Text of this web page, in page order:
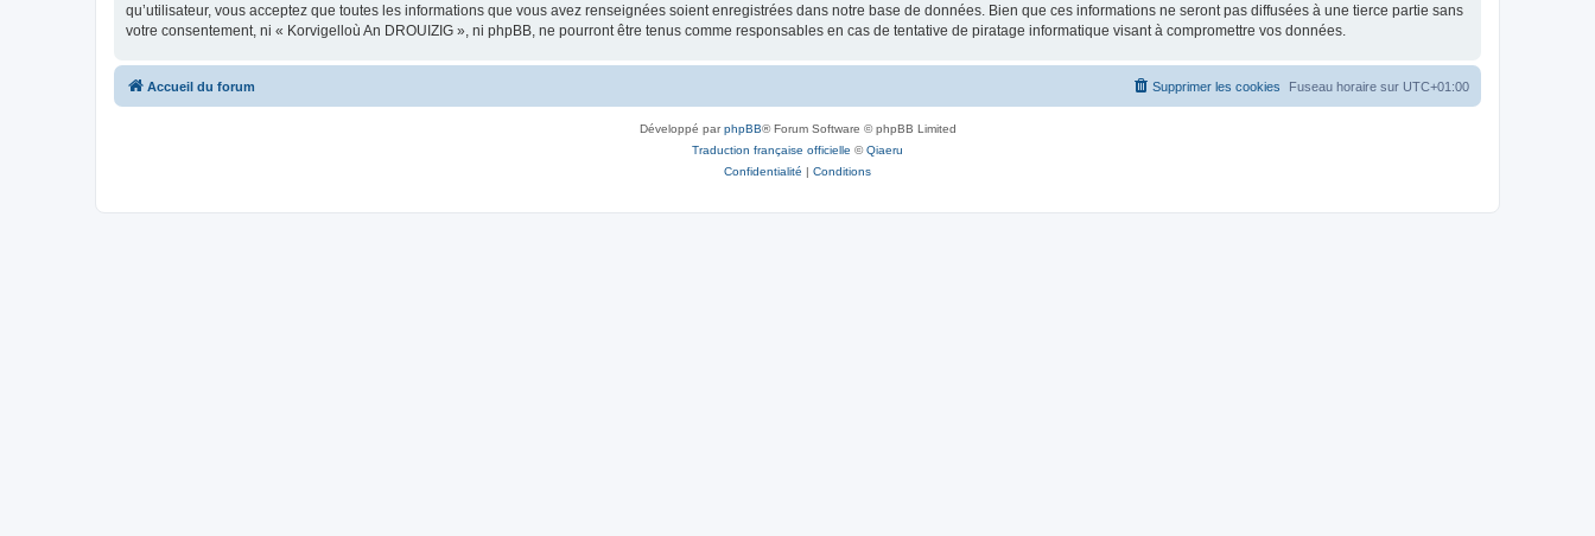
qu’utilisateur, vous acceptez que toutes les informations que vous avez renseignées soient enregistrées dans notre base de données. Bien que ces informations ne seront pas diffusées à une tierce partie sans
votre consentement, ni « Korvigelloù An DROUIZIG », ni phpBB, ne pourront être tenus comme responsables en cas de tentative de piratage informatique visant à compromettre vos données.
Accueil du forum Fuseau horaire sur UTC+01:00
Supprimer les cookies
Développé parphpBB® Forum Software © phpBB Limited
Traduction française officielle ©Qiaeru
Confidentialité | Conditions